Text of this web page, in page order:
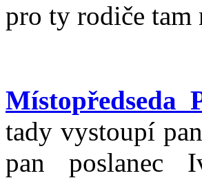
pro ty rodiče tam
Místopředseda
tady vystoupí
pan poslanec